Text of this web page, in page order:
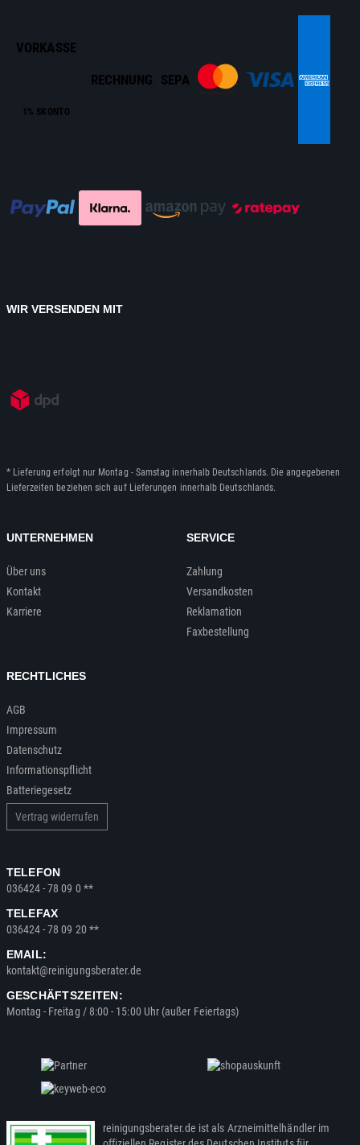
VORKASSE
1% SKONTO
RECHNUNG SEPA
WIR VERSENDEN MIT
* Lieferung erfolgt nur Montag - Samstag innerhalb Deutschlands. Die angegebenen
Lieferzeiten beziehen sich auf Lieferungen innerhalb Deutschlands.
UNTERNEHMEN
Über uns
Kontakt
Karriere
SERVICE
Zahlung
Versandkosten
Reklamation
Faxbestellung
RECHTLICHES
AGB
Impressum
Datenschutz
Informationspflicht
Batteriegesetz
Vertrag widerrufen
TELEFON
036424 - 78 09 0 **
TELEFAX
036424 - 78 09 20 **
EMAIL:
kontakt@reinigungsberater.de
GESCHÄFTSZEITEN:
Montag - Freitag / 8:00 - 15:00 Uhr (außer Feiertags)
reinigungsberater.de ist als Arzneimittelhändler im